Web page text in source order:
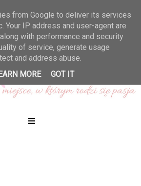
≡
from Google to deliver its services
Your IP address and user-agent are
with performance and security
of service, generate usage
and address abuse.
MORE
GOT IT